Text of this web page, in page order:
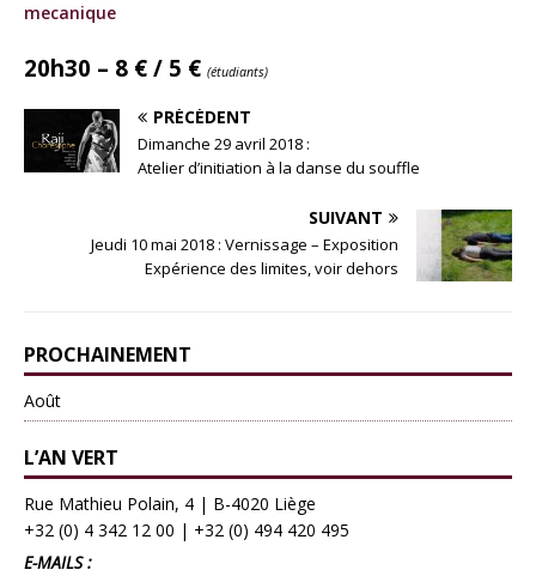
mecanique
20h30 – 8 € / 5 € (étudiants)
PRÉCÉDENT
Dimanche 29 avril 2018 :
Atelier d’initiation à la danse du souffle
SUIVANT
Jeudi 10 mai 2018 : Vernissage – Exposition
Expérience des limites, voir dehors
PROCHAINEMENT
Août
L’AN VERT
Rue Mathieu Polain, 4 | B-4020 Liège
+32 (0) 4 342 12 00 | +32 (0) 494 420 495
E-MAILS :